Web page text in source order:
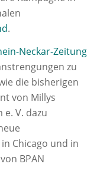
.
Neckar-Zeitung
zu
die bisherigen
von Millys
V. dazu
Chicago und in
BPAN